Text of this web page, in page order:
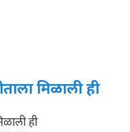
मिळाली ही
ही